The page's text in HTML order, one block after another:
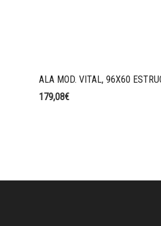
ALA MOD. VITAL, 96X60
179,08€